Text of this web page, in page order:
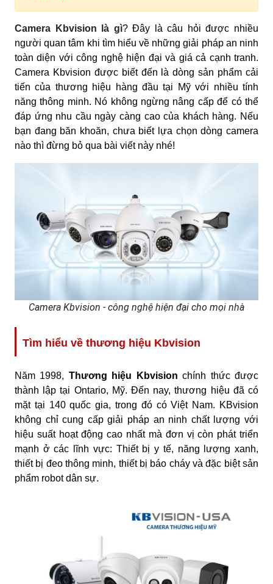
Camera Kbvision là gì? Đây là câu hỏi được nhiều
người quan tâm khi tìm hiểu về những giải pháp an ninh
toàn diện với công nghệ hiện đại và giá cả cạnh tranh.
Camera Kbvision được biết đến là dòng sản phẩm cải
tiến của thương hiệu hàng đầu tại Mỹ với nhiều tính
năng thông minh. Nó không ngừng nâng cấp để có thể
đáp ứng nhu cầu ngày càng cao của khách hàng. Nếu
bạn đang băn khoăn, chưa biết lựa chọn dòng camera
nào thì đừng bỏ qua bài viết này nhé!
Camera Kbvision - công nghệ hiện đại cho mọi nhà
Tìm hiểu về thương hiệu Kbvision
Năm 1998, Thương hiệu Kbvision chính thức được
thành lập tại Ontario, Mỹ. Đến nay, thương hiệu đã có
mặt tại 140 quốc gia, trong đó có Việt Nam. KBvision
không chỉ cung cấp giải pháp an ninh chất lượng với
hiệu suất hoạt động cao nhất mà đơn vị còn phát triển
mạnh ở các lĩnh vực: Thiết bị y tế, năng lượng xanh,
thiết bị đeo thông minh, thiết bị báo cháy và đặc biệt sản
phẩm robot dân sự.